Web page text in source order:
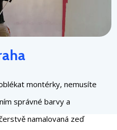
montérky, nemusíte
správné barvy a
namalovaná zeď